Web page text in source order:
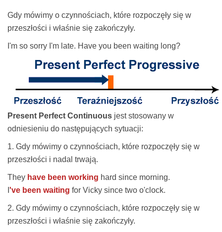
Gdy mówimy o czynnościach, które rozpoczęły się w
przeszłości i właśnie się zakończyły.
I'm so sorry I'm late. Have you been waiting long?
Present Perfect Continuous jest stosowany w
odniesieniu do następujących sytuacji:
1. Gdy mówimy o czynnościach, które rozpoczęły się w
przeszłości i nadal trwają.
They have been working hard since morning.
've been waiting for Vicky since two o'clock.
2. Gdy mówimy o czynnościach, które rozpoczęły się w
przeszłości i właśnie się zakończyły.